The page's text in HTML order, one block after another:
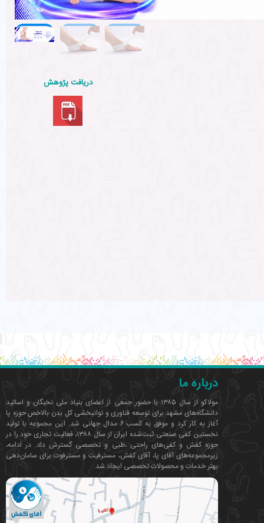
دریافت پژوهش
درباره ما
مولاکو از سال ۱۳۸۵ با حضور جمعی از اعضای بنیاد ملی نخبگان و اساتید
دانشگاه‌های مشهد برای توسعه فناوری‌ و توانبخشی کل بدن بالاخص حوزه پا
آغاز به کار کرد و موفق به کسب ۶ مدال جهانی شد. این مجموعه با تولید
نخستین کفی صنعتی ثبت‌شده ایران از سال ۱۳۸۸، فعالیت تجاری خود را در
حوزه کفش و کفی‌های راحتی ،طبی و تخصصی گسترش داد. در ادامه،
زیرمجموعه‌های آقای پا، آقای کفش، مسترفیت و مسترفوت برای سامان‌دهی
بهتر خدمات و محصولات تخصصی ایجاد شد.